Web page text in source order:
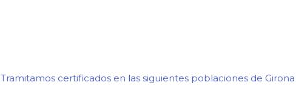
Tramitamos certificados en las siguientes poblaciones de Girona​